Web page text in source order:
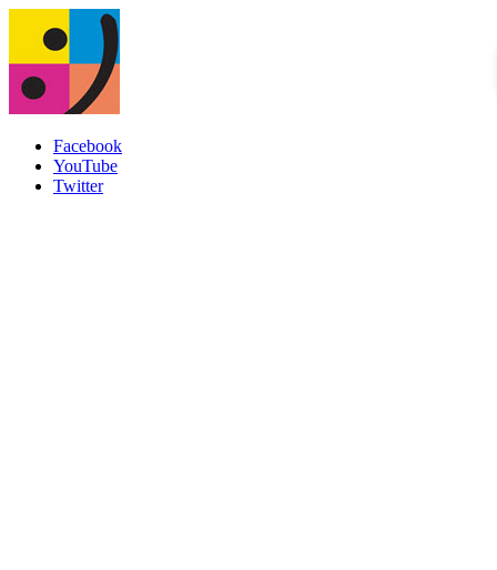
Facebook
YouTube
Twitter